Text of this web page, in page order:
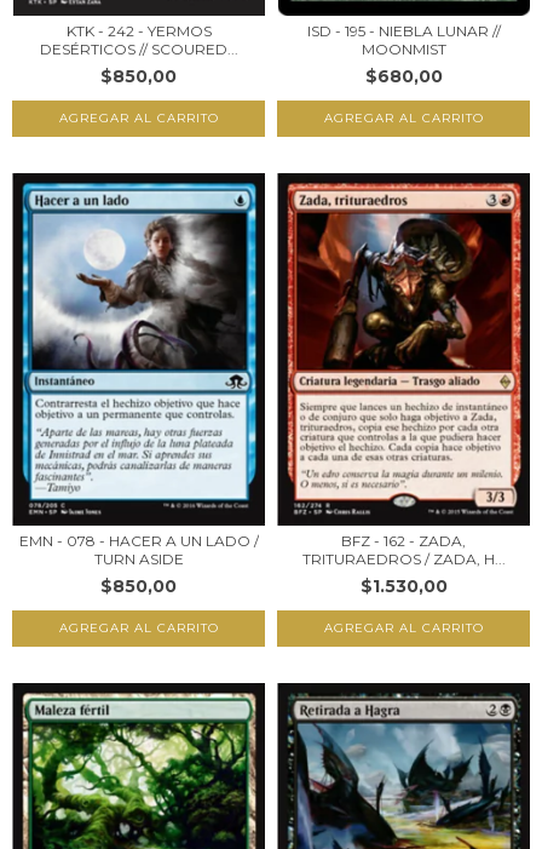
KTK - 242 - YERMOS
DESÉRTICOS // SCOURED...
$850,00
ISD - 195 - NIEBLA LUNAR //
MOONMIST
$680,00
EMN - 078 - HACER A UN LADO /
TURN ASIDE
$850,00
BFZ - 162 - ZADA,
TRITURAEDROS / ZADA, H...
$1.530,00